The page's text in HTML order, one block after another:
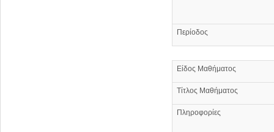
Περίοδος
Είδος Μαθήματος
Τίτλος Μαθήματος
Πληροφορίες